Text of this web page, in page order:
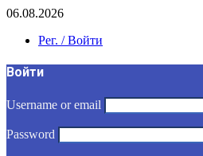
06.08.2026
Рег. / Войти
Войти
Username or email
Password